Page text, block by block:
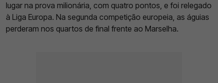
lugar na prova milionária, com quatro pontos, e foi relegado
à Liga Europa. Na segunda competição europeia, as águias
perderam nos quartos de final frente ao Marselha.